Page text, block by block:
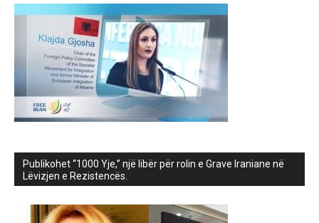
Publikohet “1000 Yje,” një libër për rolin e Grave Iraniane në
Lëvizjen e Rezistencës.